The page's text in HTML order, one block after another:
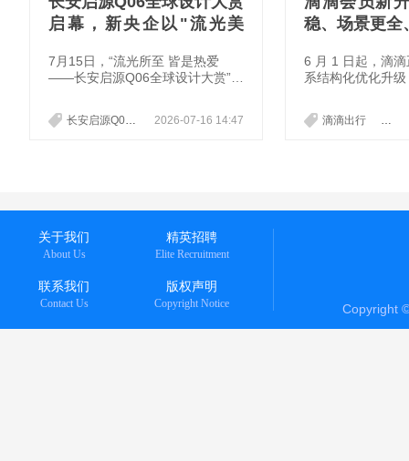
启幕，新央企以"流光美
7月15日，“流光所至 皆是热爱
——长安启源Q06全球设计大赏”于
为长安启源的全新力作，长安启源
Q06以"流光美学"原创设计语言，
适”“性能”的“不可能三角”，为全球
的全民梦想之车。
2026-07-16 14:47
长安启源Q06
稳、场景更全
6 月 1 日起，滴
系结构化优化升
万次。
滴滴出行 会员
关于我们
About Us
精英招聘
Elite Recruitment
联系我们
Contact Us
版权声明
Copyright Notice Copyright